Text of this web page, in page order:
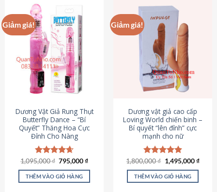
Giảm giá!
Dương Vật Giả Rung Thụt
Butterfly Dance – “Bí
Quyết” Thăng Hoa Cực
Đỉnh Cho Nàng
Được xếp
hạng4.65
5 sao
1,095,000₫ Giá
là:
1,095,000 ₫.
795,000₫Giá
tại
THÊM VÀO GIỎ HÀNG
Giảm giá!
Dương vật giả cao cấp
Loving World chiến binh –
Bí quyết “lên đỉnh” cực
mạnh cho nữ
Được xếp
hạng4.89
5 sao
1,800,000₫ Giá
gốc
là:
1,800,000 ₫.
1,495,000₫Giá
THÊM VÀO GIỎ HÀNG